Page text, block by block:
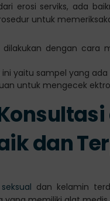
erosi serviks, ada
untuk
dilakukan dengan cara
yaitu sampel yang
untuk mengecek
dan
dan kelamin